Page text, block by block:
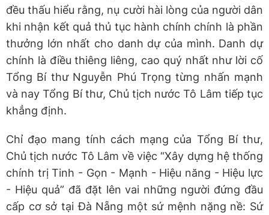
đều thấu hiểu rằng, nụ cười hài lòng của người dân
khi nhận kết quả thủ tục hành chính chính là phần
thưởng lớn nhất cho danh dự của mình. Danh dự
chính là điều thiêng liêng, cao quý nhất như lời cố
Tổng Bí thư Nguyễn Phú Trọng từng nhấn mạnh
và nay Tổng Bí thư, Chủ tịch nước Tô Lâm tiếp tục
khẳng định.
Chỉ đạo mang tính cách mạng của Tổng Bí thư,
Chủ tịch nước Tô Lâm về việc “Xây dựng hệ thống
chính trị Tinh - Gọn - Mạnh - Hiệu năng - Hiệu lực
- Hiệu quả” đã đặt lên vai những người đứng đầu
cấp cơ sở tại Đà Nẵng một sứ mệnh nặng nề: Sứ